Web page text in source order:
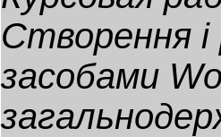
Створення і
засобами